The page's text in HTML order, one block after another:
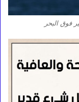
فوق البحر